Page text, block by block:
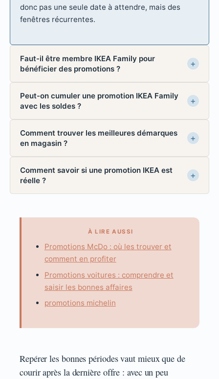
donc pas une seule date à attendre, mais des
fenêtres récurrentes.
Faut-il être membre IKEA Family pour
bénéficier des promotions ?
Peut-on cumuler une promotion IKEA Family
avec les soldes ?
Comment trouver les meilleures démarques
en magasin ?
Comment savoir si une promotion IKEA est
réelle ?
À LIRE AUSSI
Promotions McDo : où les trouver et
comment en profiter
Promotions voitures : comprendre et
saisir les bonnes affaires
promotions michelin
Repérer les bonnes périodes vaut mieux que de
courir après la dernière offre : avec un peu